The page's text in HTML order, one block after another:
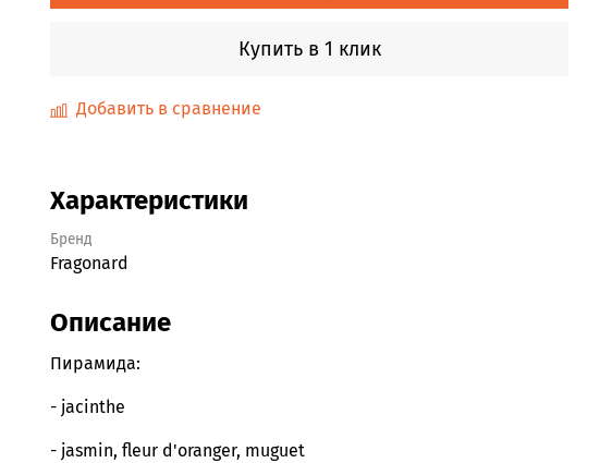
Купить в 1 клик
Добавить в сравнение
Характеристики
Бренд
Fragonard
Описание
Пирамида:
- jacinthe
- jasmin, fleur d'oranger, muguet